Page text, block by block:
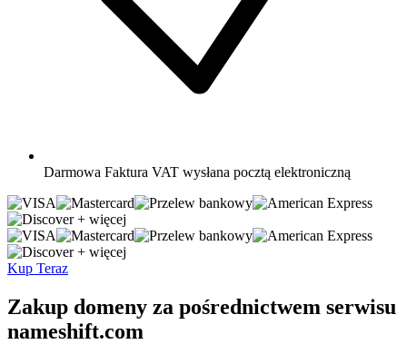
Darmowa Faktura VAT wysłana pocztą elektroniczną
+ więcej
+ więcej
Kup Teraz
Zakup domeny za pośrednictwem serwisu
nameshift.com